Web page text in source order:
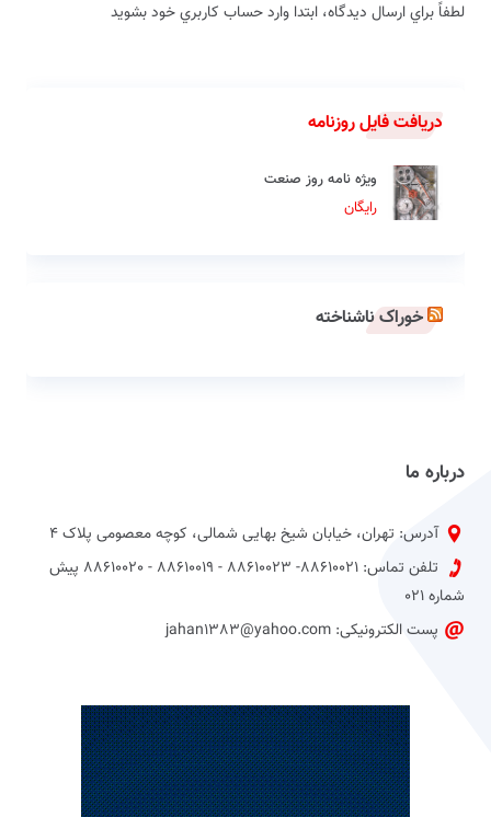
لطفاً براي ارسال دیدگاه، ابتدا وارد حساب كاربري خود بشويد
دریافت فایل روزنامه
ویژه نامه روز صنعت
رایگان
خوراک ناشناخته
درباره ما
آدرس: تهران، خیابان شیخ بهایی شمالی، کوچه معصومی پلاک 4
تلفن تماس: 88610021- 88610023 - 88610019 - 88610020 پیش
شماره 021
پست الکترونیکی: jahan1383@yahoo.com